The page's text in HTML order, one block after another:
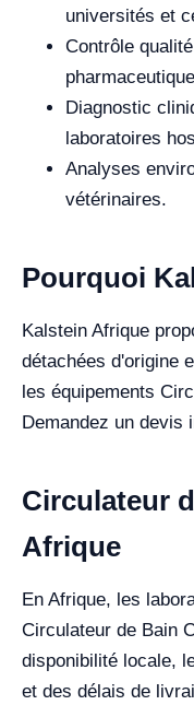
universités et
Contrôle
Diagnostic
laboratoires
Analyses
vétérinaires.
Pourquoi
Kalstein Afrique
détachées d'origine
les équipements
Demandez un devis
Circulateur
Afrique
En Afrique, les
Circulateur de Bain
disponibilité locale,
et des délais de